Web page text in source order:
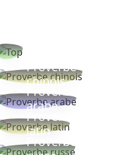
Proverbe
chinois
Proverbe
arabe
Proverbe
latin
Proverbe